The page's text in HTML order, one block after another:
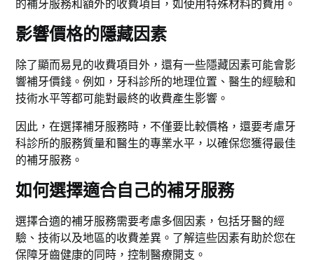
的補牙服務和額外的收費項目，如使用特殊材料的費用。
影響價格的隱藏因素
除了顯而易見的收費項目外，還有一些隱藏因素可能會影
響補牙價錢。例如，牙科診所的地理位置、醫生的經驗和
技術水平等都可能對最終的收費產生影響。
因此，在選擇補牙服務時，不僅要比較價格，還要考慮牙
科診所的服務質量和醫生的專業水平，以確保您獲得最佳
的補牙服務。
如何選擇適合自己的補牙服務
選擇合適的補牙服務需要考慮多個因素，包括牙醫的經
驗、技術以及地區的收費差異。了解這些因素有助於您在
保障牙齒健康的同時，控制醫療開支。